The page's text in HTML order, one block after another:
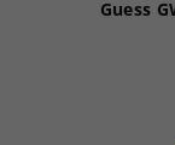
Guess